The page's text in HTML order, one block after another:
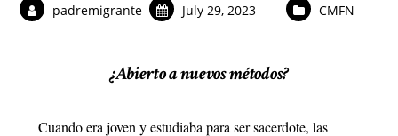
padremigrante July 29, 2023 CMFN
¿Abierto a nuevos métodos?
Cuando era joven y estudiaba para ser sacerdote, las